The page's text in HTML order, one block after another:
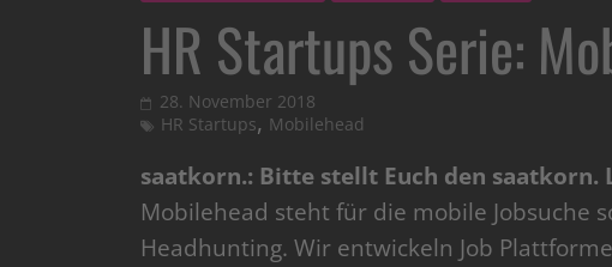
HR Startups Serie:
28. November 2018
HR Startups, Mobilehead
saatkorn.: Bitte stellt Euch den saatkorn.
Mobilehead steht für die mobile Jobsuche
Headhunting. Wir entwickeln Job